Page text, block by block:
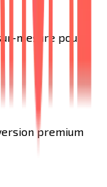
mesure pour
premium